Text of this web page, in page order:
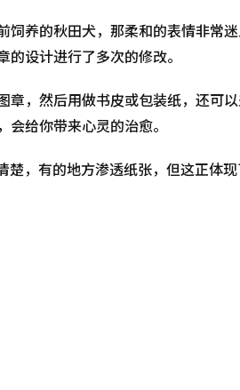
养的秋田犬，那柔和的表情非常
的设计进行了多次的修改。
，然后用做书皮或包装纸，还可
会给你带来心灵的治愈。
，有的地方渗透纸张，但这正体